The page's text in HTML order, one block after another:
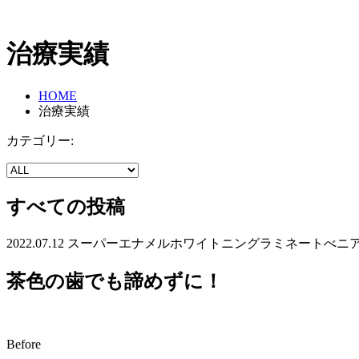
治療実績
HOME
治療実績
カテゴリー:
すべての投稿
2022.07.12 スーパーエナメルホワイトニングラミネートべニ
茶色の歯でも諦めずに！
Before